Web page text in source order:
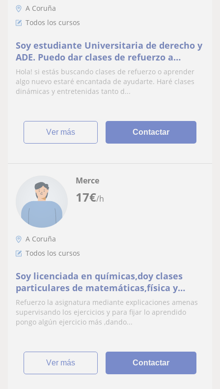
A Coruña
Todos los cursos
Soy estudiante Universitaria de derecho y
ADE. Puedo dar clases de refuerzo a
alumnos de hasta bachillerato, también
de música.
Hola! si estás buscando clases de refuerzo o aprender
algo nuevo estaré encantada de ayudarte. Haré clases
dinámicas y entretenidas tanto d...
ver más Contactar
17€/h
Merce
A Coruña
Todos los cursos
Soy licenciada en químicas,doy clases
particulares de matemáticas,física y
química,todos los niveles,
Refuerzo la asignatura mediante explicaciones amenas
supervisando los ejercicios y para fijar lo aprendido
pongo algún ejercicio más ,dando...
ver más Contactar